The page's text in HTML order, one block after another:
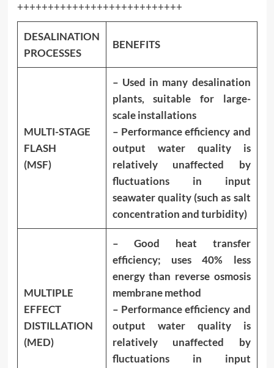
+++++++++++++++++++++++++++
DESALINATION
PROCESSES
BENEFITS
MULTI-STAGE
FLASH
(MSF)
– Used in many desalination
plants, suitable for large-
scale installations
– Performance efficiency and
output water quality is
relatively unaffected by
fluctuations in input
seawater quality (such as salt
concentration and turbidity)
MULTIPLE
EFFECT
DISTILLATION
(MED)
– Good heat transfer
efficiency; uses 40% less
energy than reverse osmosis
membrane method
– Performance efficiency and
output water quality is
relatively unaffected by
fluctuations in input